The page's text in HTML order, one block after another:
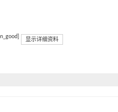
显示详细资料